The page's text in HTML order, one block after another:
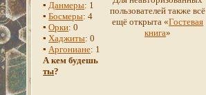
▪Данмеры: 1
▪Босмеры: 4
▪Орки: 0
▪Хаджиты: 0
▪Аргониане: 1
А кем будешь
ты?
пользователей также всё
ещё открыта «Гостевая
книга»